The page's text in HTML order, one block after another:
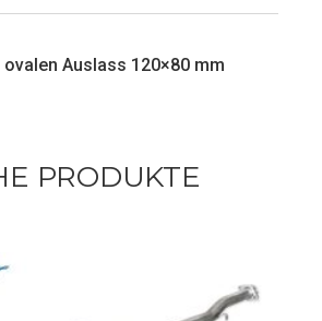
Auslass 120×80 mm
PRODUKTE